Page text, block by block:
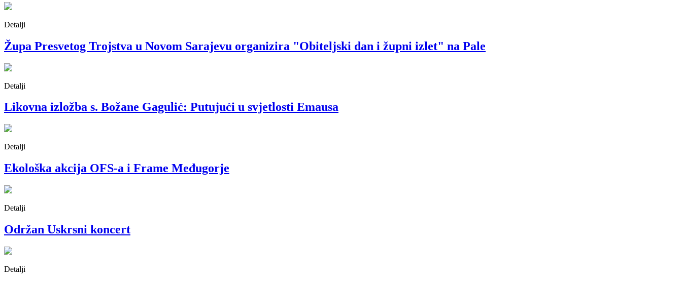
Detalji
Župa Presvetog Trojstva u Novom Sarajevu organizira "Obiteljski dan i župni izlet" na Pale
Detalji
Likovna izložba s. Božane Gagulić: Putujući u svjetlosti Emausa
Detalji
Ekološka akcija OFS-a i Frame Međugorje
Detalji
Održan Uskrsni koncert
Detalji